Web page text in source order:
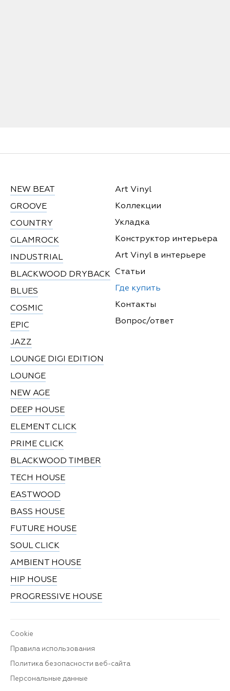
NEW BEAT
GROOVE
COUNTRY
GLAMROCK
INDUSTRIAL
BLACKWOOD DRYBACK
BLUES
COSMIC
EPIC
JAZZ
LOUNGE DIGI EDITION
LOUNGE
NEW AGE
DEEP HOUSE
ELEMENT CLICK
PRIME CLICK
BLACKWOOD TIMBER
TECH HOUSE
EASTWOOD
BASS HOUSE
FUTURE HOUSE
SOUL CLICK
AMBIENT HOUSE
HIP HOUSE
PROGRESSIVE HOUSE
Art Vinyl
Коллекции
Укладка
Конструктор интерьера
Art Vinyl в интерьере
Статьи
Где купить
Контакты
Вопрос/ответ
Cookie
Правила использования
Политика безопасности веб-сайта
Персональные данные